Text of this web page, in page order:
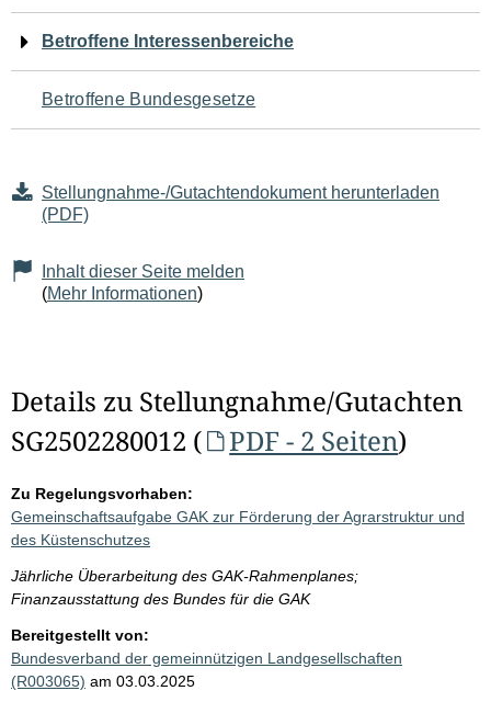
für
den
Seiteninhalt
Betroffene Interessenbereiche
Betroffene Bundesgesetze
Stellungnahme-/Gutachtendokument herunterladen
(PDF)
Inhalt dieser Seite melden
(Mehr Informationen)
Details zu Stellungnahme/Gutachten
SG2502280012 (
PDF - 2 Seiten)
Zu Regelungsvorhaben:
Gemeinschaftsaufgabe GAK zur Förderung der Agrarstruktur und
des Küstenschutzes
Jährliche Überarbeitung des GAK-Rahmenplanes;
Finanzausstattung des Bundes für die GAK
Bereitgestellt von:
Bundesverband der gemeinnützigen Landgesellschaften
(R003065) am 03.03.2025